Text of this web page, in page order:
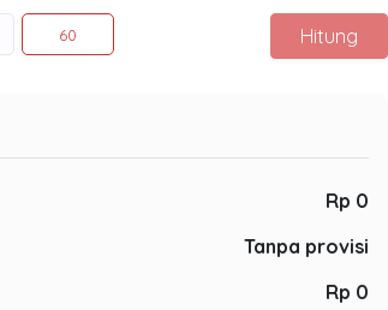
60 Hitung
Rp 0
Tanpa provisi
Rp 0